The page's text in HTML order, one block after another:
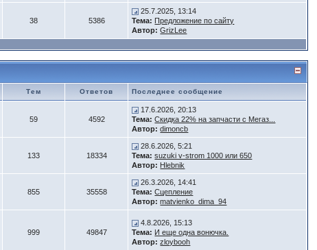
38 5386
25.7.2025, 13:14
Тема: Предложение по сайту
Автор: GrizLee
Тем Ответов Последнее сообщение
59 4592
17.6.2026, 20:13
Тема: Скидка 22% на запчасти с Мегаз...
Автор: dimoncb
133 18334
28.6.2026, 5:21
Тема: suzuki v-strom 1000 или 650
Автор: Hlebnik
855 35558
26.3.2026, 14:41
Тема: Сцепление
Автор: matvienko_dima_94
999 49847
4.8.2026, 15:13
Тема: И еще одна вонючка.
Автор: zloybooh